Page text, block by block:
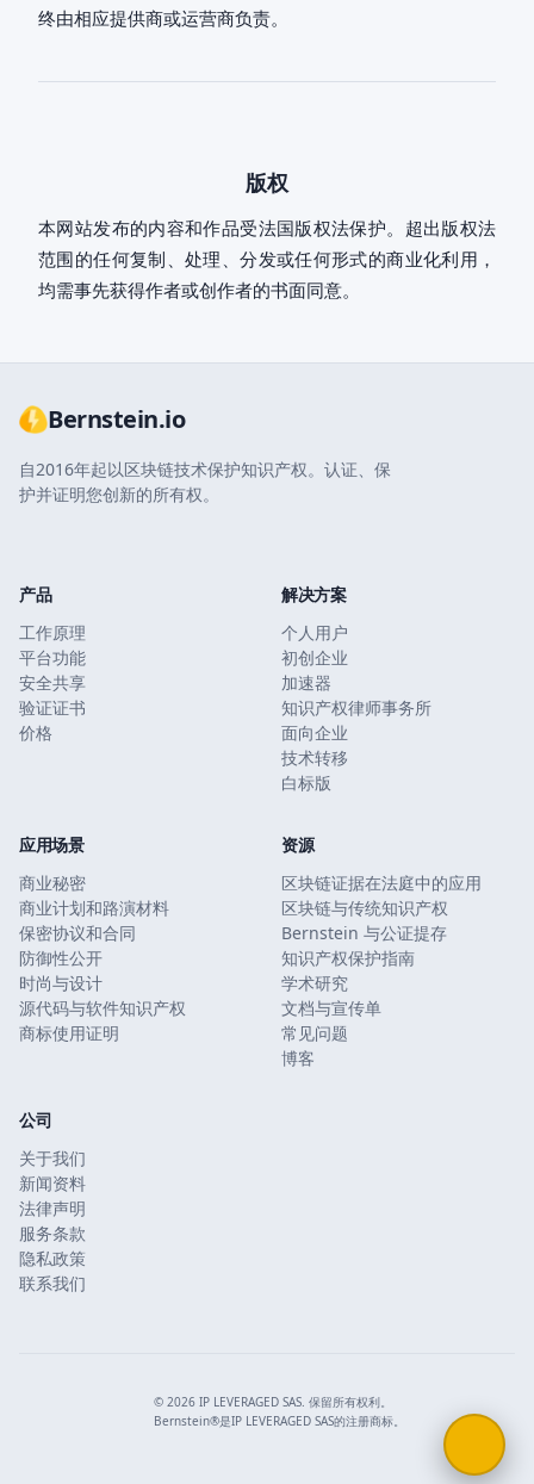
终由相应提供商或运营商负责。
版权
本网站发布的内容和作品受法国版权法保护。超出版权法
范围的任何复制、处理、分发或任何形式的商业化利用，
均需事先获得作者或创作者的书面同意。
Bernstein.io
自2016年起以区块链技术保护知识产权。认证、保
护并证明您创新的所有权。
产品
工作原理
平台功能
安全共享
验证证书
价格
解决方案
个人用户
初创企业
加速器
知识产权律师事务所
面向企业
技术转移
白标版
应用场景
商业秘密
商业计划和路演材料
保密协议和合同
防御性公开
时尚与设计
源代码与软件知识产权
商标使用证明
资源
区块链证据在法庭中的应用
区块链与传统知识产权
Bernstein 与公证提存
知识产权保护指南
学术研究
文档与宣传单
常见问题
博客
公司
关于我们
新闻资料
法律声明
服务条款
隐私政策
联系我们
© 2026 IP LEVERAGED SAS. 保留所有权利。
Bernstein®是IP LEVERAGED SAS的注册商标。